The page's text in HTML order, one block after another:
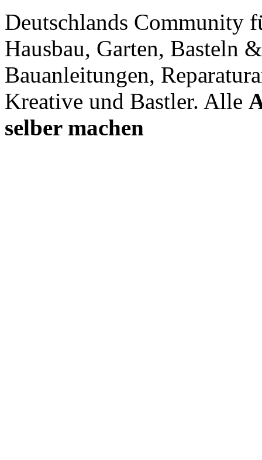
Deutschlands Community
Hausbau, Garten, Basteln
Bauanleitungen,
Kreative und Bastler. Alle
selber machen